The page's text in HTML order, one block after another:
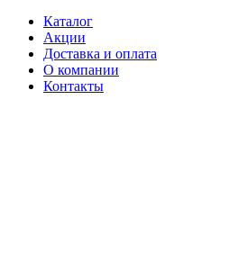
Каталог
Акции
Доставка и оплата
О компании
Контакты